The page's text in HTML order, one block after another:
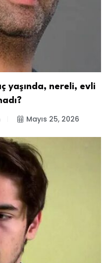
yaşında, nereli, evli
Mayıs 25, 2026